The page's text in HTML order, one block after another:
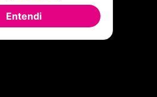
Entendi